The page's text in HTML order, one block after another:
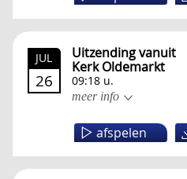
JUL
26
Uitzending vanuit
Kerk Oldemarkt
09:18 u.
meer info
afspelen